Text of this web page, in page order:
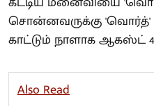
சொன்னவருக்கு 'வொர்த்'
காட்டும் நாளாக ஆகஸ்ட்
Also Read